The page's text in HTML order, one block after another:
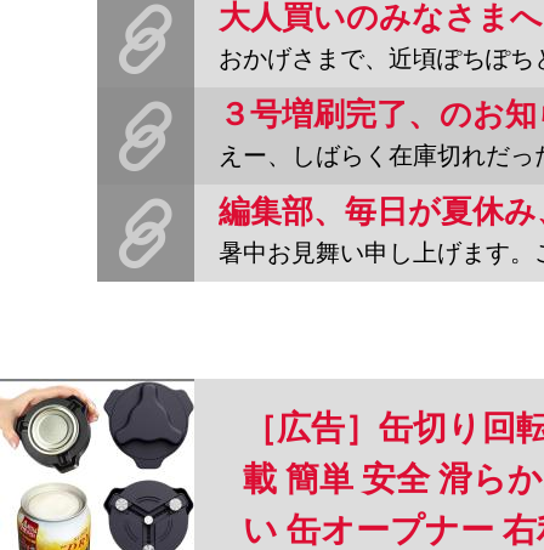
おかげさまで、近頃ぽちぽちとインターネット直売所から『野宿野郎
３号増刷完了、のお
えー、しばらく在庫切れだった３号が先ほど補充されました。ど
暑中お見舞い申し上げます。ごめんなさい。編集部（営業部・販売
［広告］缶切り回
載 簡単 安全 滑ら
い 缶オープナー